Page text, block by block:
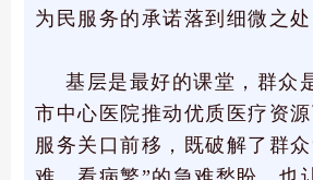
为民服务的承诺落到细微之处
基层是最好的课堂，群众
市中心医院推动优质医疗资
服务关口前移，既破解了群